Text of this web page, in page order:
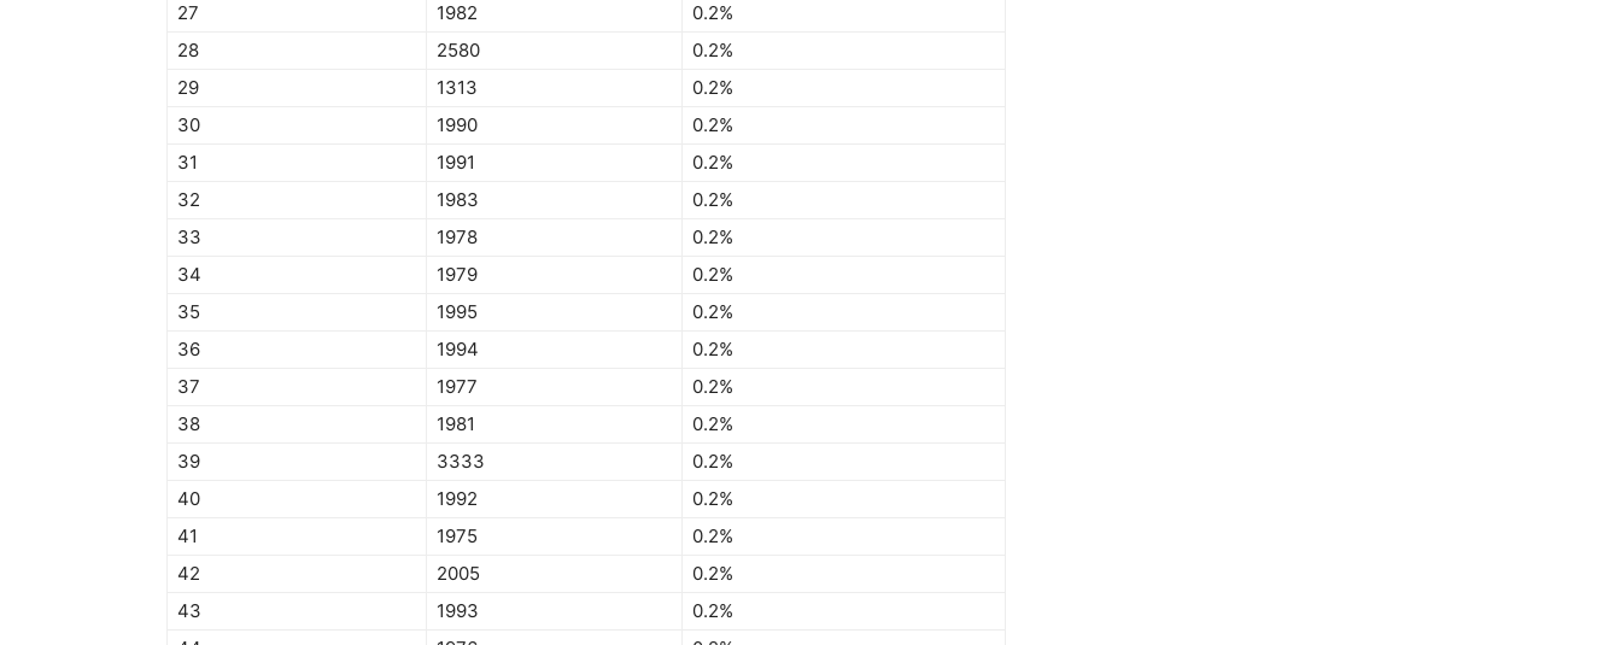
27
1982
0.2%
28
2580
0.2%
29
1313
0.2%
30
1990
0.2%
31
1991
0.2%
32
1983
0.2%
33
1978
0.2%
34
1979
0.2%
35
1995
0.2%
36
1994
0.2%
37
1977
0.2%
38
1981
0.2%
39
3333
0.2%
40
1992
0.2%
41
1975
0.2%
42
2005
0.2%
43
1993
0.2%